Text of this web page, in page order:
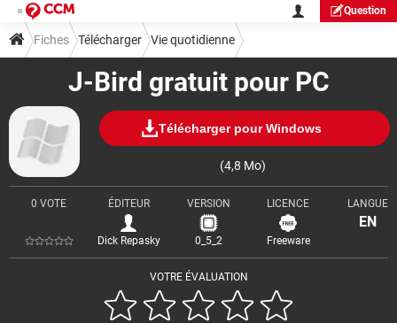
Question
J-Bird gratuit pour PC
Télécharger pour Windows
(4,8 Mo)
VOTRE ÉVALUATION
0 VOTE ÉDITEUR
Dick Repasky
VERSION
0_5_2
LICENCE
Freeware
LANGUE
EN
Fiches Télécharger Vie quotidienne